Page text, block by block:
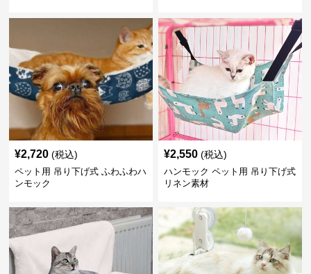
¥2,720 (税込)
ペット用 吊り下げ式 ふわふわハ
ンモック
¥2,550 (税込)
ハンモック ペット用 吊り下げ式
リネン素材